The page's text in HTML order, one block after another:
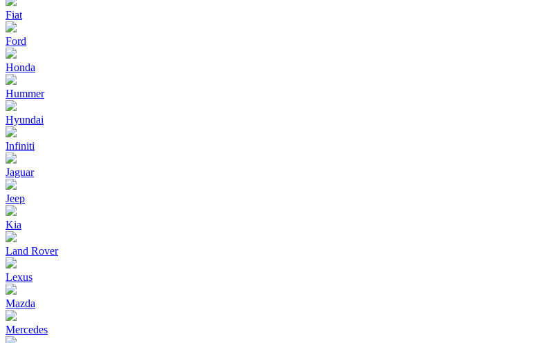
Fiat
Ford
Honda
Hummer
Hyundai
Infiniti
Jaguar
Jeep
Kia
Land Rover
Lexus
Mazda
Mercedes